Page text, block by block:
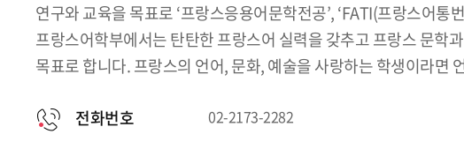
연구와 교육을 목표로 ‘프랑스응용어문학전공’, ‘FATI(프랑스어
프랑스어학부에서는 탄탄한 프랑스어 실력을 갖추고 프랑스 문학
목표로 합니다. 프랑스의 언어, 문화, 예술을 사랑하는 학생이라면
전화번호 02-2173-2282